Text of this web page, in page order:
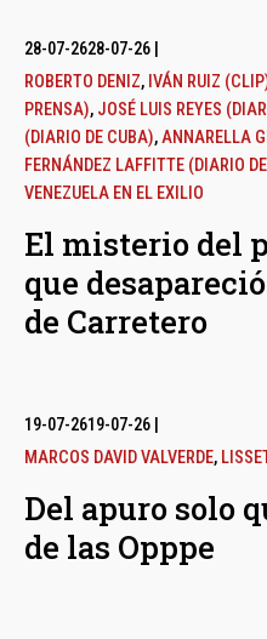
28-07-2628-07-26
ROBERTO DENIZ, IVÁN RUIZ
PRENSA), JOSÉ LUIS REYES
(DIARIO DE CUBA),ANNARELLA
FERNÁNDEZ LAFFITTE (DIARIO
VENEZUELA EN EL EXILIO
El misterio del
que
de Carretero
19-07-2619-07-26
MARCOS DAVID VALVERDE,
Del apuro solo
de las Opppe